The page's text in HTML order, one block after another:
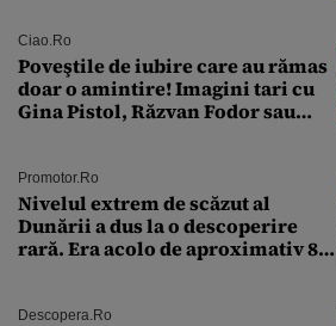
Ciao.ro
Poveştile de iubire care au rămas
doar o amintire! Imagini tari cu
Gina Pistol, Răzvan Fodor sau
Promotor.ro
Nivelul extrem de scăzut al
Dunării a dus la o descoperire
rară. Era acolo de aproximativ 80
Descopera.ro